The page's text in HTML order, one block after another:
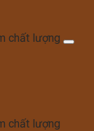
chất lượng
chất lượng